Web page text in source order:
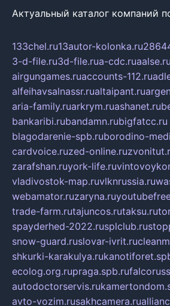
Актуальный каталог компаний
133chel.ru13autor-kolonka.ru
3-d-file.ru3d-file.rua-cdc.ruaalse.ru
airgungames.ruaccounts-112.ru
alfeihavsalnassr.rualtaipant.ru
aria-family.ruarkrym.ruashanet.ru
bankaribi.rubandamn.rubigfatcc.ru
blagodarenie-spb.ruborodino-
cardvoice.ruzed-online.ru
zarafshan.ruyork-life.ru
vladivostok-map.ruvlknrussia.ru
webamator.ruzaryna.ru
trade-farm.rutajuncos.rutaksu.ru
spayderhed-2022.rusplclub.ru
snow-guard.ruslovar-ivrit.ru
shkurki-karakulya.ru
ecolog.org.rupraga.spb.ru
autodoctorservis.ru
avto-vozim.rusakhcamera.ru